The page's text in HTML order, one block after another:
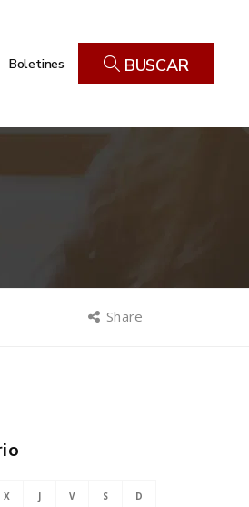
Boletines BUSCAR
Share
X J V S D